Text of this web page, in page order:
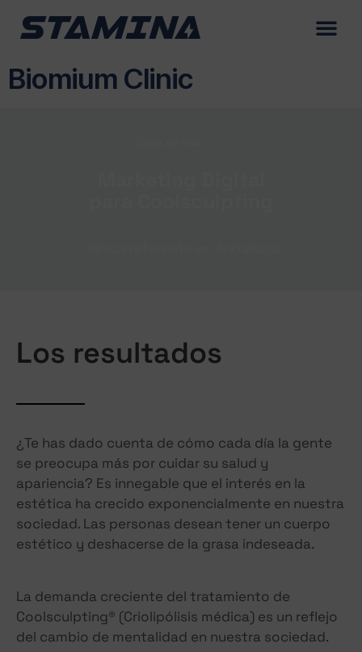
Biomium Clinic
Los resultados
¿Te has dado cuenta de cómo cada día la gente
se preocupa más por cuidar su salud y
apariencia? Es innegable que el interés en la
estética ha crecido exponencialmente en nuestra
sociedad. Las personas desean tener un cuerpo
estético y deshacerse de la grasa indeseada.
La demanda creciente del tratamiento de
Coolsculpting® (Criolipólisis médica) es un reflejo
del cambio de mentalidad en nuestra sociedad.